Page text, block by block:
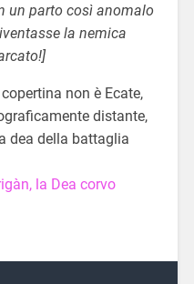
un parto così anomalo
la nemica
non è Ecate,
distante,
dea della battaglia
la Dea corvo